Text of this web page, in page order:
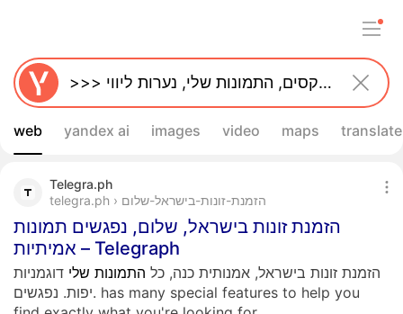
web yandex ai images video maps translate
Telegra.ph
telegra.ph › הזמנת-זונות-בישראל-שלום
הזמנת זונות בישראל, שלום, נפגשים תמונות
אמיתיות – Telegraph
הזמנת זונות בישראל, אמנותית כנה, כל התמונות שלי דוגמניות
יפות. נפגשים. has many special features to help you